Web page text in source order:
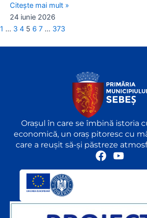
Citește mai mult »
24 iunie 2026
1 … 3 4 5 6 7 … 373
Orașul în care se îmbină istoria
economică, un oraș pitoresc cu
care a reușit să-și păstreze
F
Y